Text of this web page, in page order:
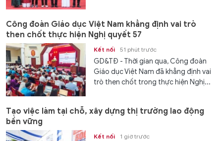
Công đoàn Giáo dục Việt Nam khẳng định vai trò
then chốt thực hiện Nghị quyết 57
Kết nối 51 phút trước
GD&TĐ - Thời gian qua, Công đoàn
Giáo dục Việt Nam đã khẳng định vai
trò then chốt trong thực hiện Nghị...
Tạo việc làm tại chỗ, xây dựng thị trường lao động
bền vững
Kết nối 1 giờ trước